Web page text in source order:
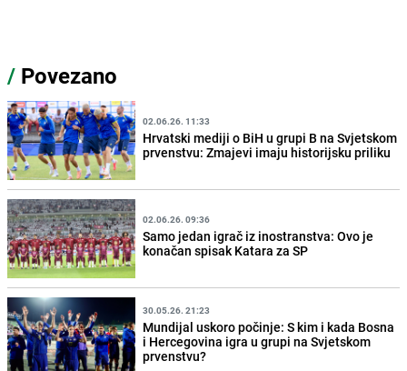
/ Povezano
02.06.26. 11:33
Hrvatski mediji o BiH u grupi B na Svjetskom
prvenstvu: Zmajevi imaju historijsku priliku
02.06.26. 09:36
Samo jedan igrač iz inostranstva: Ovo je
konačan spisak Katara za SP
30.05.26. 21:23
Mundijal uskoro počinje: S kim i kada Bosna
i Hercegovina igra u grupi na Svjetskom
prvenstvu?